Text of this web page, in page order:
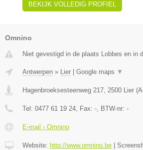
BEKIJK VOLLEDIG PROFIEL
Omnino
Niet gevestigd in de plaats Lobbes en in
Antwerpen » Lier Google maps ▼
Hagenbroeksesteenweg 217, 2500 Lier (
Tel: 0477 61 19 24, Fax: -, BTW-nr: -
E-mail › Omnino
Website: http://www.omnino.be